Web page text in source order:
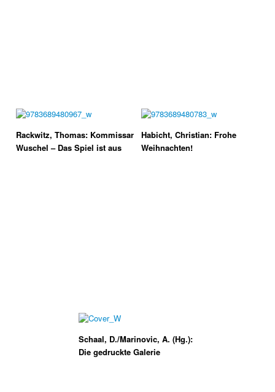
Rackwitz, Thomas: Kommissar
Wuschel – Das Spiel ist aus
Habicht, Christian: Frohe
Weihnachten!
Schaal, D./Marinovic, A. (Hg.):
Die gedruckte Galerie